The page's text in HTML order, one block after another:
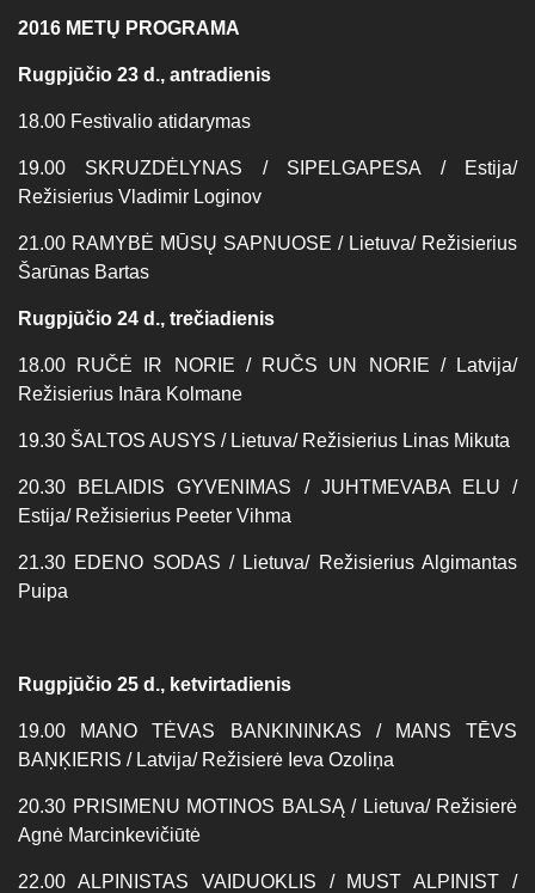
2016 METŲ PROGRAMA
Rugpjūčio 23 d., antradienis
18.00 Festivalio atidarymas
19.00 SKRUZDĖLYNAS / SIPELGAPESA / Estija/
Režisierius Vladimir Loginov
21.00 RAMYBĖ MŪSŲ SAPNUOSE / Lietuva/ Režisierius
Šarūnas Bartas
Rugpjūčio 24 d., trečiadienis
18.00 RUČĖ IR NORIE / RUČS UN NORIE / Latvija/
Režisierius Ināra Kolmane
19.30 ŠALTOS AUSYS / Lietuva/ Režisierius Linas Mikuta
20.30 BELAIDIS GYVENIMAS / JUHTMEVABA ELU /
Estija/ Režisierius Peeter Vihma
21.30 EDENO SODAS / Lietuva/ Režisierius Algimantas
Puipa
Rugpjūčio 25 d., ketvirtadienis
19.00 MANO TĖVAS BANKININKAS / MANS TĒVS
BAŅĶIERIS / Latvija/ Režisierė Ieva Ozoliņa
20.30 PRISIMENU MOTINOS BALSĄ / Lietuva/ Režisierė
Agnė Marcinkevičiūtė
22.00 ALPINISTAS VAIDUOKLIS / MUST ALPINIST /